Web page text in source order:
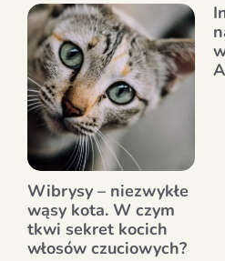
Wibrysy – niezwykłe
wąsy kota. W czym
tkwi sekret kocich
włosów czuciowych?